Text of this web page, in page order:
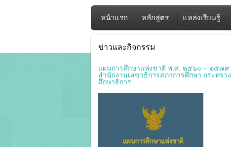
หน้าแรก หลักสูตร แหล่งเรียนรู้
ข่าวและกิจกรรม
แผนการศึกษาแห่งชาติ พ.ศ. ๒๕๖๐ – ๒๕๗๙
สำนักงานเลขาธิการสภาการศึกษา กระทรวง
ศึกษาธิการ